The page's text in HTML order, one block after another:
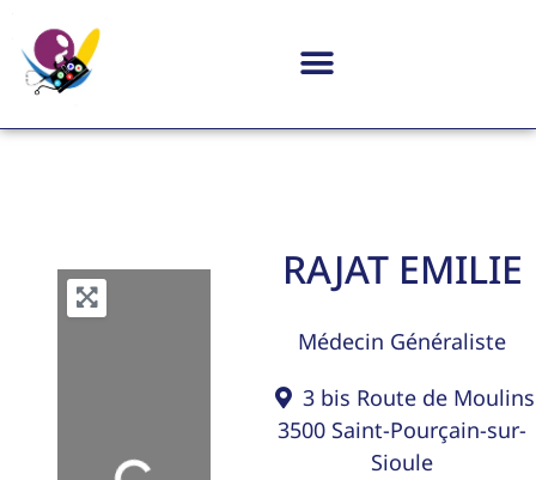
RAJAT EMILIE
Médecin Généraliste
3 bis Route de Moulins
3500 Saint-Pourçain-sur-
Sioule